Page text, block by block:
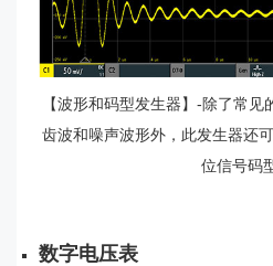
【波形和码型发生器】-除了常
齿波和噪声波形外，此发生器还
位信号码
数字电压表